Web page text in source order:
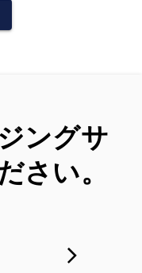
ングサ
さい。